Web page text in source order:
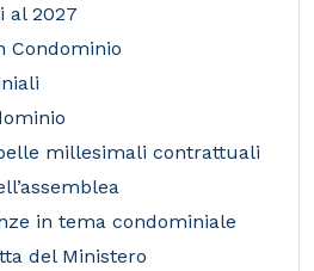
al 2027
Condominio
millesimali contrattuali
in tema condominiale
del Ministero